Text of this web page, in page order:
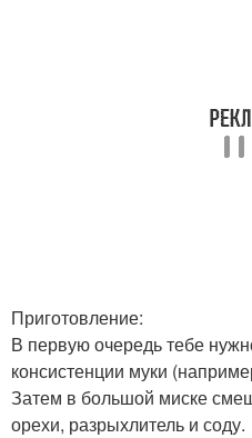
Приготовление:
В первую очередь тебе
консистенции муки
Затем в большой миске
орехи, разрыхлитель и соду.